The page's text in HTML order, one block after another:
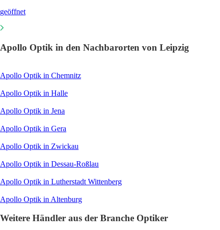
geöffnet
Apollo Optik in den Nachbarorten von Leipzig
Apollo Optik in Chemnitz
Apollo Optik in Halle
Apollo Optik in Jena
Apollo Optik in Gera
Apollo Optik in Zwickau
Apollo Optik in Dessau-Roßlau
Apollo Optik in Lutherstadt Wittenberg
Apollo Optik in Altenburg
Weitere Händler aus der Branche Optiker